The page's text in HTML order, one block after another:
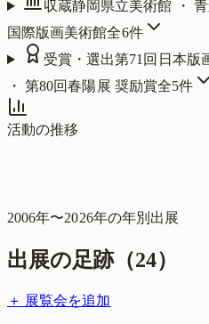
収蔵静岡県立美術館 ・
国際版画美術館全6件
受賞・選出第71回日本版
・ 第80回春陽展 奨励賞全5件
活動の推移
2006年〜2026年の年別出展
出展の足跡（24）
＋ 展覧会を追加